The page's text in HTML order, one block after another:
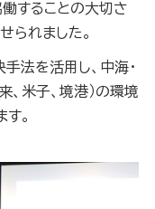
することの大切さ
られました。
法を活用し、中海・
、米子、境港）の環境
。